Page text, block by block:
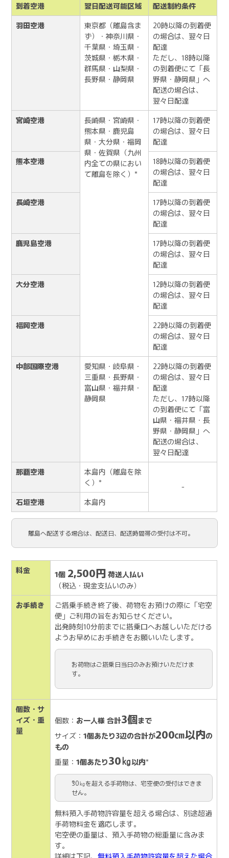
到着空港 翌日配送可能区域
配送制約条件
羽田空港
東京都（離島含ま
ず）・神奈川県・
千葉県・埼玉県・
茨城県・栃木県・
群馬県・山梨県・
長野県・静岡県
20時以降の到着便
の場合は、翌々日
配達
ただし、18時以降
の到着便にて「長
野県・静岡県」へ
配送の場合は、
翌々日配達
宮崎空港
長崎県・宮崎県・
熊本県・鹿児島
県・大分県・福岡
県・佐賀県（九州
内全ての県におい
て離島を除く）*
17時以降の到着便
の場合は、翌々日
配達
熊本空港
18時以降の到着便
の場合は、翌々日
配達
長崎空港
17時以降の到着便
の場合は、翌々日
配達
鹿児島空港
17時以降の到着便
の場合は、翌々日
配達
大分空港
12時以降の到着便
の場合は、翌々日
配達
福岡空港
22時以降の到着便
の場合は、翌々日
配達
中部国際空港
愛知県・岐阜県・
三重県・長野県・
富山県・福井県・
静岡県
22時以降の到着便
の場合は、翌々日
配達
ただし、17時以降
の到着便にて「富
山県・福井県・長
野県・静岡県」へ
配送の場合は、
翌々日配達
那覇空港
本島内（離島を除
く）*
-
石垣空港
本島内
離島へ配送する場合は、配送日、配送時間帯の受付は不可。
料金 1個 2,500円 荷送人払い
（税込・現金支払いのみ）
お手続き
ご搭乗手続き終了後、荷物をお預けの際に「宅空
便」ご利用の旨をお知らせください。
出発時刻10分前までに搭乗口へお越しいただける
ようお早めにお手続きをお願いいたします。
お荷物はご搭乗日当日のみお預けいただけま
す。
個数・サ
イズ・重
量
個数： お一人様 合計3個まで
サイズ：1個あたり3辺の合計が200㎝以内の
もの
重量：1個あたり30㎏以内*
30㎏を超える手荷物は、宅空便の受付はできま
せん。
無料預入手荷物許容量を超える場合は、別途超過
手荷物料金を適応します。
宅空便の重量は、預入手荷物の総重量に含みま
す。